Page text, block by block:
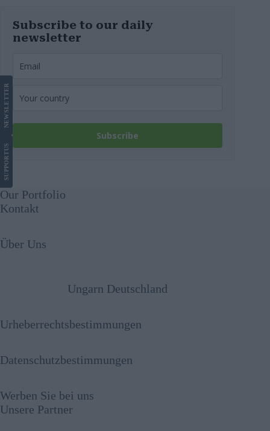
Subscribe to our daily
newsletter
Subscribe
SUPPORT
US
NEWS
LETTER
Our Portfolio
Kontakt
Über Uns
Ungarn Deutschland
Urheberrechtsbestimmungen
Datenschutzbestimmungen
Werben Sie bei uns
Unsere Partner